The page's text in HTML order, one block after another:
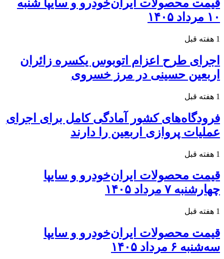
قیمت محصولات ایران‌خودرو و سایپا شنبه
۱۰ مرداد ۱۴۰۵
1 هفته قبل
اجرای طرح اعزام اتوبوس یکسره زائران
اربعین حسینی در مرز خسروی
1 هفته قبل
فرودگاه‌های کشور آمادگی کامل برای اجرای
عملیات پروازی اربعین را دارند
1 هفته قبل
قیمت محصولات ایران‌خودرو و سایپا
چهارشنبه ۷ مرداد ۱۴۰۵
1 هفته قبل
قیمت محصولات ایران‌خودرو و سایپا
سه‌شنبه ۶ مرداد ۱۴۰۵